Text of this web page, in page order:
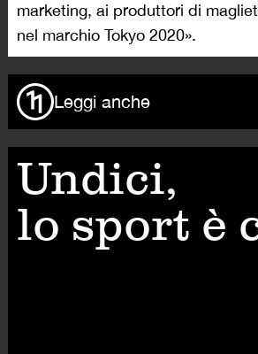
marketing, ai produttori di
nel marchio Tokyo 2020».
Leggi anche
Undici,
lo sport è